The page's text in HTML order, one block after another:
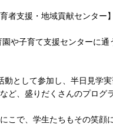
者支援・地域貢献センター】
や子育て支援センターに
動として参加し、半日見学
ど、盛りだくさんのプログ
こで、学生たちもその笑顔